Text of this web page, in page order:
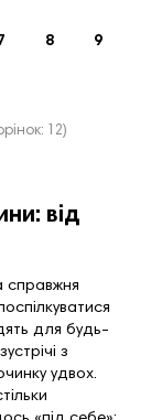
8 9
12)
від
справжня
для будь-
з
удвох.